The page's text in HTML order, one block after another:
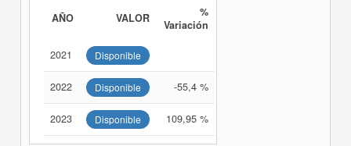
AÑO VALOR
%
Variación
2021 Disponible
2022 Disponible -55,4 %
2023 Disponible 109,95 %